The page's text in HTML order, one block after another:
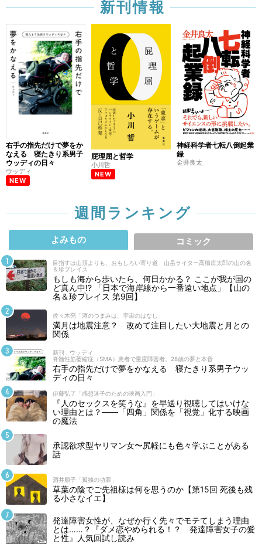
新刊情報
右手の指先だけで夢をか
なえる 寝たきり系男子
ウッディの日々
ウッディ
NEW
屁理屈と哲学
小川哲
NEW
神経科学者七転八倒起業
録
金井良太
週間ランキング
よみもの コミック
目指すは山頂よりも、おもしろい寄り道 山岳ライター高橋庄太郎の山の名
＆珍プレイス
もしも海から歩いたら、何日かかる？ ここが我が国の
ど真ん中!? 「日本で海岸線から一番遠い地点」【山の
名＆珍プレイス 第9回】
佐々木亮「酒のつまみは、宇宙のはなし」
満月は地震注意？ 改めて注目したい大地震と月との
関係
新刊 : ウッディ
脊髄性筋萎縮症（SMA）患者で重度障害者。28歳の夢と本音
右手の指先だけで夢をかなえる 寝たきり系男子ウッ
ディの日々
伊藤弘了「感想迷子のための映画入門」
『人のセックスを笑うな』を早送り視聴してはいけな
い理由とは？――「四角」関係を「視覚」化する映画
の魔法
承認欲求型ヤリマン女〜尻軽にも色々学ぶことがある
話
酒井順子「孤独の功罪」
草葉の陰でご先祖様は何を思うのか【第15回 死後も残
る小さなイエ】
発達障害女性が、なぜか行く先々でモテてしまう理由
とは……？『ダメ恋やめられる！？ 発達障害女子の愛
と性』人気回試し読み